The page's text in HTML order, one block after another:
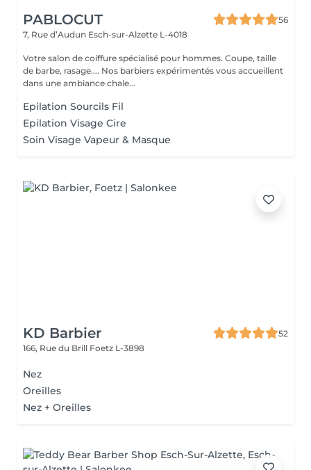
PABLOCUT
56
7, Rue d’Audun Esch-sur-Alzette L-4018
Votre salon de coiffure spécialisé pour hommes. Coupe, taille
de barbe, rasage.... Nos barbiers expérimentés vous accueillent
dans une ambiance chale...
Epilation Sourcils Fil
Epilation Visage Cire
Soin Visage Vapeur & Masque
KD Barbier
52
166, Rue du Brill Foetz L-3898
Nez
Oreilles
Nez + Oreilles